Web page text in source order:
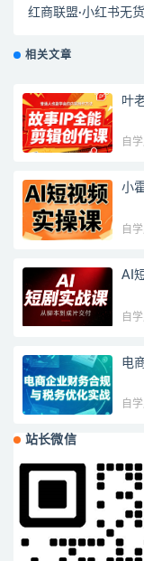
红商联盟·小红书无
相关文章
叶
自
小
自
AI
自
电
自
站长微信